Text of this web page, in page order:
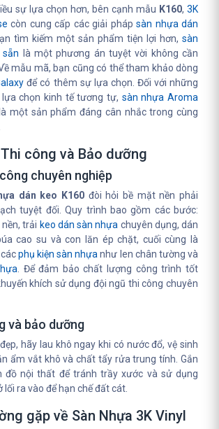
sự lựa chọn hơn, bên cạnh mẫu K160, 3K
còn cung cấp các giải pháp sàn nhựa dán
tìm kiếm một sản phẩm tiện lợi hơn, sàn
là một phương án tuyệt vời không cần
mẫu mã, bạn cũng có thể tham khảo dòng
để có thêm sự lựa chọn. Đối với những
chọn kinh tế tương tự, sàn nhựa Aroma
một sản phẩm đáng cân nhắc trong cùng
công và Bảo dưỡng
chuyên nghiệp
dán keo K160 đòi hỏi bề mặt nền phải
tuyệt đối. Quy trình bao gồm các bước:
trải keo dán sàn nhựa chuyên dụng, dán
cao su và con lăn ép chặt, cuối cùng là
phụ kiện sàn nhựa như len chân tường và
. Để đảm bảo chất lượng công trình tốt
khích sử dụng đội ngũ thi công chuyên
và bảo dưỡng
hãy lau khô ngay khi có nước đổ, vệ sinh
ẩm vắt khô và chất tẩy rửa trung tính. Gắn
đồ nội thất để tránh trầy xước và sử dụng
ra vào để hạn chế đất cát.
gặp về Sàn Nhựa 3K Vinyl